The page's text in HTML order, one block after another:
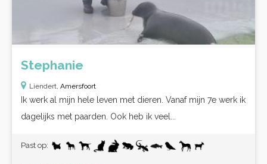
Stephanie
Liendert, Amersfoort
Ik werk al mijn hele leven met dieren. Vanaf mijn 7e werk ik
dagelijks met paarden. Ook heb ik veel...
Past op: